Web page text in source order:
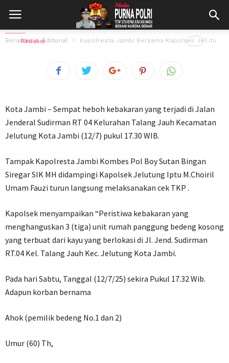
Beranda Editorial Kapolresta Jambi Bersama Kapolsek Jelutung Turun Langsung Cek TKP Kebakaran Yang Melahap...
Jelutung Turun Langsung Cek TKP
Kebakaran Yang Melahap 3 Rumah
Oleh Redaksi 14 Juli 2025 56 views
Kota Jambi – Sempat heboh kebakaran yang terjadi di Jalan
Jenderal Sudirman RT 04 Kelurahan Talang Jauh Kecamatan
Jelutung Kota Jambi (12/7) pukul 17.30 WIB.
Tampak Kapolresta Jambi Kombes Pol Boy Sutan Bingan
Siregar SIK MH didampingi Kapolsek Jelutung Iptu M.Choiril
Umam Fauzi turun langsung melaksanakan cek TKP .
Kapolsek menyampaikan “Peristiwa kebakaran yang
menghanguskan 3 (tiga) unit rumah panggung bedeng kosong
yang terbuat dari kayu yang berlokasi di Jl. Jend. Sudirman
RT.04 Kel. Talang Jauh Kec. Jelutung Kota Jambi.
Pada hari Sabtu, Tanggal (12/7/25) sekira Pukul 17.32 Wib.
Adapun korban bernama
Ahok (pemilik bedeng No.1 dan 2)
Umur (60) Th,